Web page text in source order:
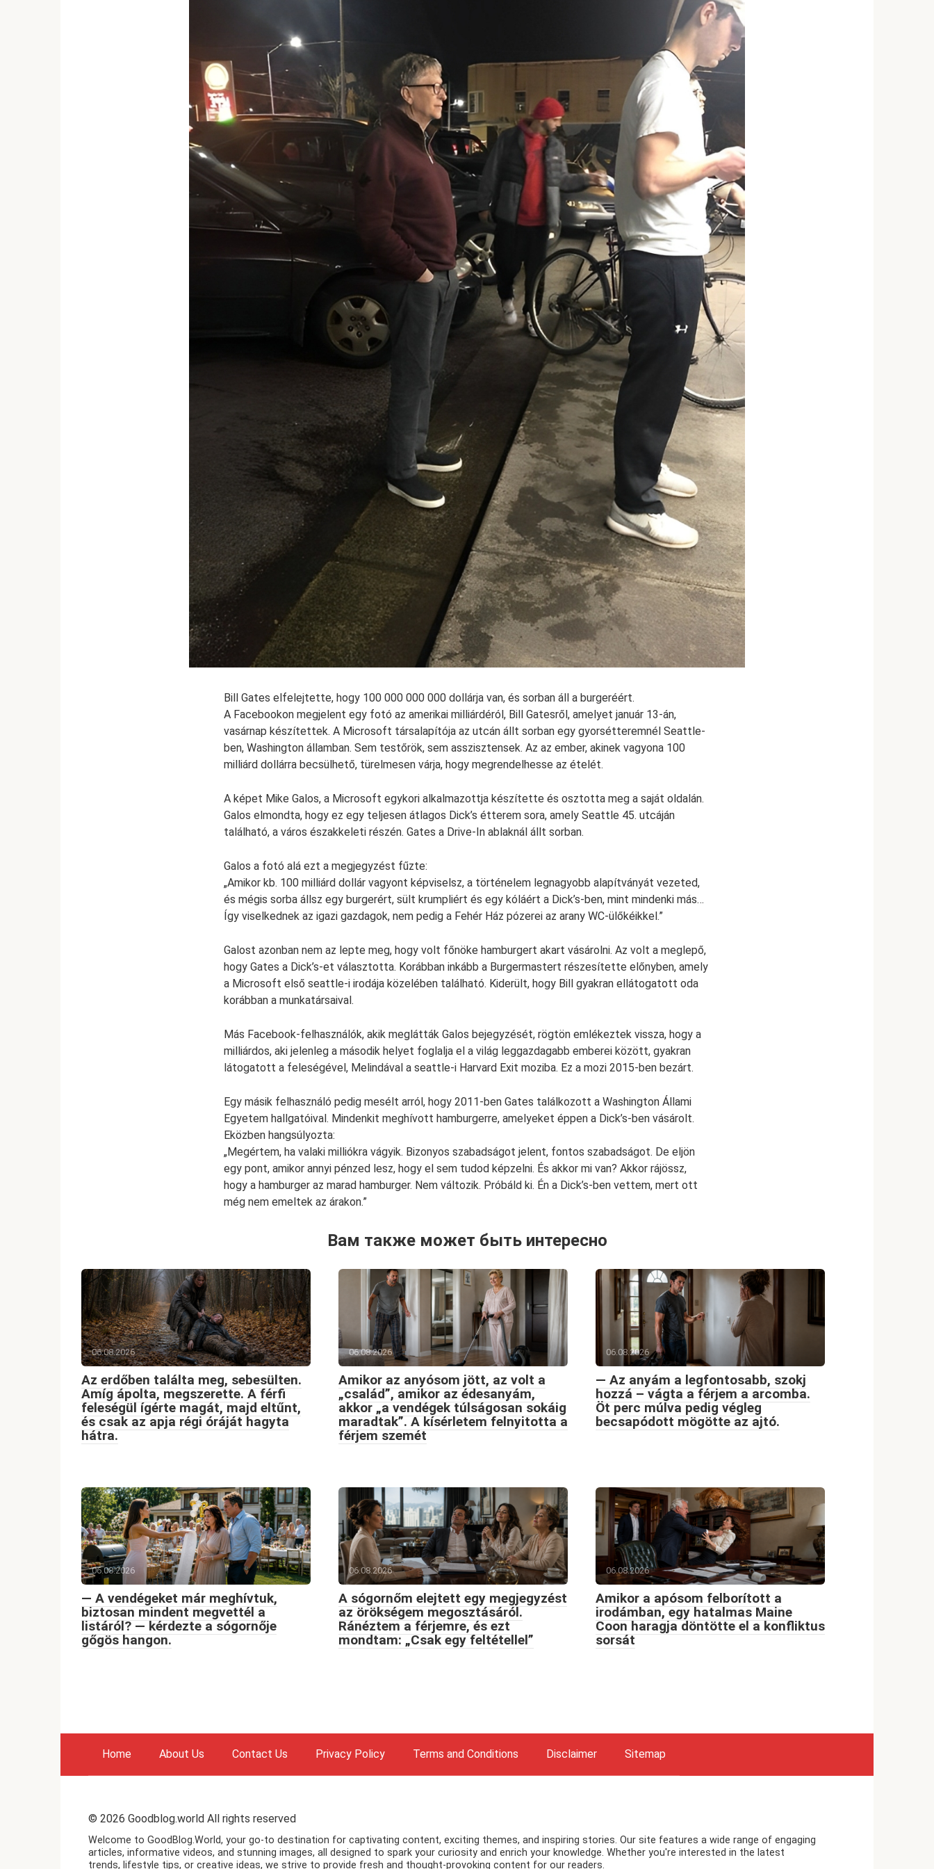
Bill Gates elfelejtette, hogy 100 000 000 000 dollárja van, és sorban áll a burgeréért.
A Facebookon megjelent egy fotó az amerikai milliárdéról, Bill Gatesről, amelyet január 13-án,
vasárnap készítettek. A Microsoft társalapítója az utcán állt sorban egy gyorsétteremnél Seattle-
ben, Washington államban. Sem testőrök, sem asszisztensek. Az az ember, akinek vagyona 100
milliárd dollárra becsülhető, türelmesen várja, hogy megrendelhesse az ételét.
A képet Mike Galos, a Microsoft egykori alkalmazottja készítette és osztotta meg a saját oldalán.
Galos elmondta, hogy ez egy teljesen átlagos Dick’s étterem sora, amely Seattle 45. utcáján
található, a város északkeleti részén. Gates a Drive-In ablaknál állt sorban.
Galos a fotó alá ezt a megjegyzést fűzte:
„Amikor kb. 100 milliárd dollár vagyont képviselsz, a történelem legnagyobb alapítványát vezeted,
és mégis sorba állsz egy burgerért, sült krumpliért és egy kóláért a Dick’s-ben, mint mindenki más…
Így viselkednek az igazi gazdagok, nem pedig a Fehér Ház pózerei az arany WC-ülőkéikkel.”
Galost azonban nem az lepte meg, hogy volt főnöke hamburgert akart vásárolni. Az volt a meglepő,
hogy Gates a Dick’s-et választotta. Korábban inkább a Burgermastert részesítette előnyben, amely
a Microsoft első seattle-i irodája közelében található. Kiderült, hogy Bill gyakran ellátogatott oda
korábban a munkatársaival.
Más Facebook-felhasználók, akik meglátták Galos bejegyzését, rögtön emlékeztek vissza, hogy a
milliárdos, aki jelenleg a második helyet foglalja el a világ leggazdagabb emberei között, gyakran
látogatott a feleségével, Melindával a seattle-i Harvard Exit moziba. Ez a mozi 2015-ben bezárt.
Egy másik felhasználó pedig mesélt arról, hogy 2011-ben Gates találkozott a Washington Állami
Egyetem hallgatóival. Mindenkit meghívott hamburgerre, amelyeket éppen a Dick’s-ben vásárolt.
Eközben hangsúlyozta:
„Megértem, ha valaki milliókra vágyik. Bizonyos szabadságot jelent, fontos szabadságot. De eljön
egy pont, amikor annyi pénzed lesz, hogy el sem tudod képzelni. És akkor mi van? Akkor rájössz,
hogy a hamburger az marad hamburger. Nem változik. Próbáld ki. Én a Dick’s-ben vettem, mert ott
még nem emeltek az árakon.”
Вам также может быть интересно
06.08.2026
Az erdőben találta meg, sebesülten.
Amíg ápolta, megszerette. A férfi
feleségül ígérte magát, majd eltűnt,
és csak az apja régi óráját hagyta
hátra.
06.08.2026
Amikor az anyósom jött, az volt a
„család”, amikor az édesanyám,
akkor „a vendégek túlságosan sokáig
maradtak”. A kísérletem felnyitotta a
férjem szemét
06.08.2026
— Az anyám a legfontosabb, szokj
hozzá – vágta a férjem a arcomba.
Öt perc múlva pedig végleg
becsapódott mögötte az ajtó.
06.08.2026
— A vendégeket már meghívtuk,
biztosan mindent megvettél a
listáról? — kérdezte a sógornője
gőgös hangon.
06.08.2026
A sógornőm elejtett egy megjegyzést
az örökségem megosztásáról.
Ránéztem a férjemre, és ezt
mondtam: „Csak egy feltétellel”
06.08.2026
Amikor a apósom felborított a
irodámban, egy hatalmas Maine
Coon haragja döntötte el a konfliktus
sorsát
Home About Us Contact Us Privacy Policy Terms and Conditions Disclaimer Sitemap
© 2026 Goodblog.world All rights reserved
Welcome to GoodBlog.World, your go-to destination for captivating content, exciting themes, and inspiring stories. Our site features a wide range of engaging
articles, informative videos, and stunning images, all designed to spark your curiosity and enrich your knowledge. Whether you're interested in the latest
trends, lifestyle tips, or creative ideas, we strive to provide fresh and thought-provoking content for our readers.